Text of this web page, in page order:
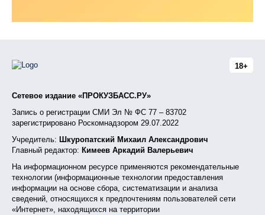
18+
Сетевое издание «ПРОКУЗБАСС.РУ»
Запись о регистрации СМИ Эл № ФС 77 – 83702
зарегистрировано Роскомнадзором 29.07.2022
Учредитель: Шкуропатский Михаил Александрович
Главный редактор: Кимеев Аркадий Валерьевич
На информационном ресурсе применяются рекомендательные
технологии (информационные технологии предоставления
информации на основе сбора, систематизации и анализа
сведений, относящихся к предпочтениям пользователей сети
«Интернет», находящихся на территории